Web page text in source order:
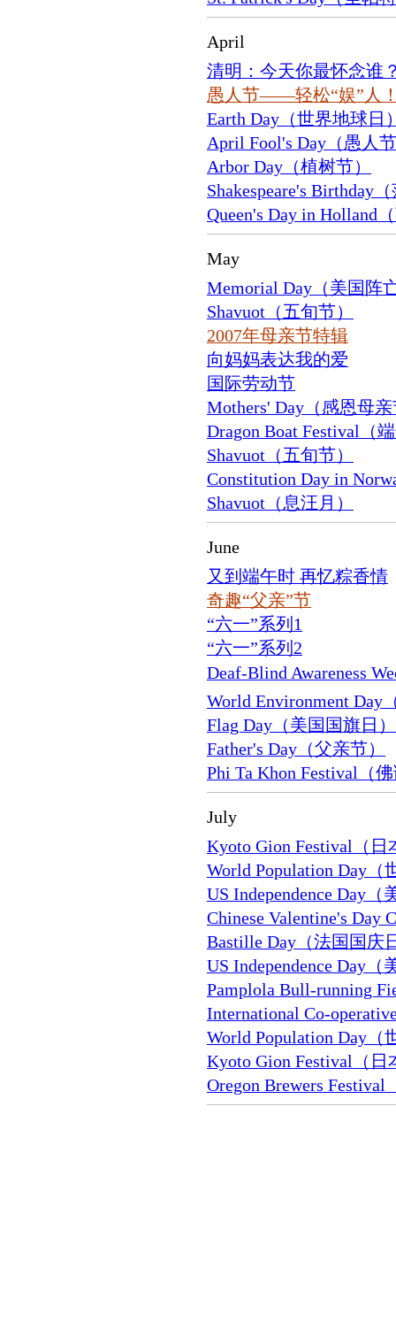
April
清明：今天你最怀念谁
愚人节——轻松“娱”人
Earth Day（世界地球日
April Fool's Day（愚人
Arbor Day（植树节）
Shakespeare's Birthday
Queen's Day in Holland
May
Memorial Day（美国阵
Shavuot（五旬节）
2007年母亲节特辑
向妈妈表达我的爱
国际劳动节
Mothers' Day（感恩母
Dragon Boat Festival（
Shavuot（五旬节）
Constitution Day in
Shavuot（息汪月）
June
又到端午时 再忆粽香情
奇趣“父亲”节
“六一”系列1
“六一”系列2
Deaf-Blind Awareness
World Environment Day
Flag Day（美国国旗日）
Father's Day（父亲节）
Phi Ta Khon Festival（
July
Kyoto Gion Festival（
World Population Day（
US Independence Day（
Chinese Valentine's Day
Bastille Day（法国国庆
US Independence Day（
Pamplola Bull-running
International Co-
World Population Day（
Kyoto Gion Festival（
Oregon Brewers